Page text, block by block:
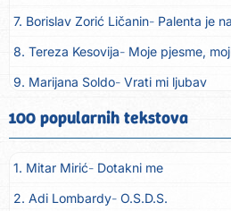
7. Borislav Zorić Ličanin Palenta je
8. Tereza Kesovija Moje pjesme,
9. Marijana Soldo Vrati mi ljubav
10. Dinacordi Luna Band Imam želju
11. Dinacordi Luna Band Rane moje
12. Tereza Kesovija Ne oplakuj nas
13. Artif Intaković Oči boje meda
100 popularnih tekstova
1. Mitar Mirić Dotakni me
2. Adi Lombardy O.S.D.S.